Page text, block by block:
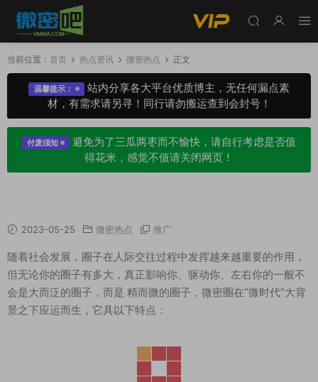
当前位置： 首页 热点资讯 微密热点 正文
温馨提示：
站内分享各大平台优质博主，无任何漏点素
材，有需求请另寻！同行请勿搬运查到会封号！
付废须知
避免为了三瓜两枣而不愉快，请自行考虑是否值
得花米，感觉不值请关闭网页！
2023-05-25 微密热点 推广
随着社会发展，圈子在人际交往过程中发挥越来越重要的作用，
但无论你的圈子有多大，真正影响你、驱动你、左右你的一般不
会是大而泛的圈子，而是 精而微的圈子，微密圈在“微时代”大背
景之下应运而生，它具以下特点：